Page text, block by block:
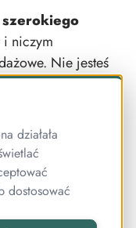
i niczym
Nie jesteś
na sali
sala jest
się osoby
nagrany kurs
Co więcej,
ograniczony
temu
działała
dostosować